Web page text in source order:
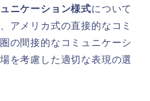
ニケーション様式について
アメリカ式の直接的なコミ
の間接的なコミュニケーシ
を考慮した適切な表現の選